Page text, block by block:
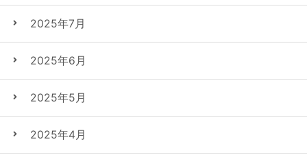
2025年7月
2025年6月
2025年5月
2025年4月